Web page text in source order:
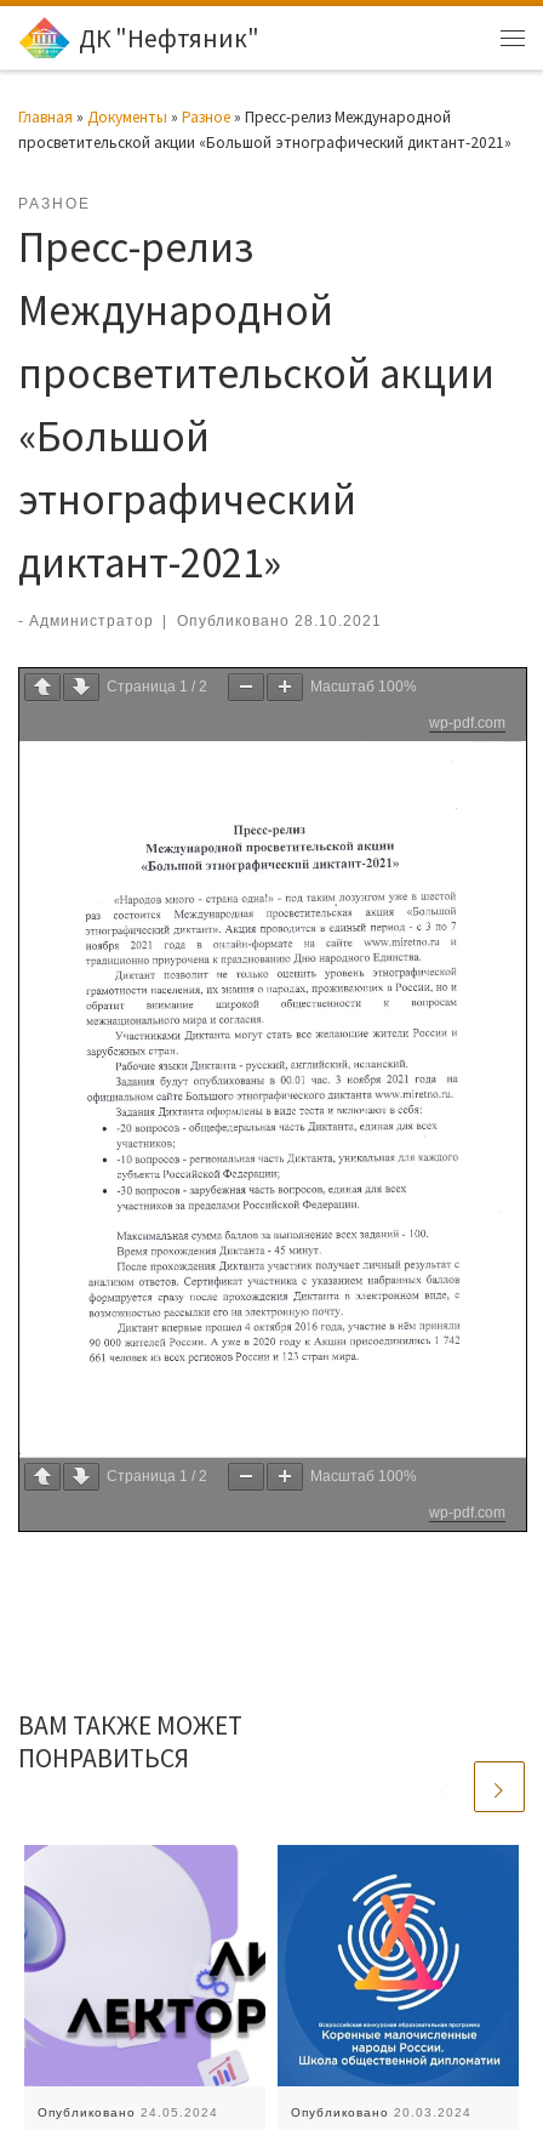
Перейти к содержимому
ДК "Нефтяник"
Главная » Документы » Разное » Пресс-релиз Международной
просветительской акции «Большой этнографический диктант-2021»
РАЗНОЕ
Пресс-релиз
Международной
просветительской акции
«Большой
этнографический
диктант-2021»
- Администратор Опубликовано 28.10.2021
Страница 1 / 2 Масштаб 100%
wp-pdf.com
Страница 1 / 2 Масштаб 100%
wp-pdf.com
ВАМ ТАКЖЕ МОЖЕТ
ПОНРАВИТЬСЯ
Опубликовано 24.05.2024 Опубликовано 20.03.2024